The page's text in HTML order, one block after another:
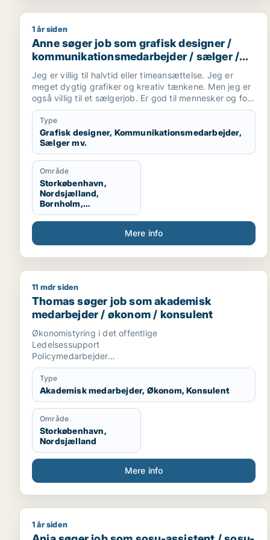
Anne søger job som grafisk designer /
1 år siden
Anne søger job som grafisk designer /
kommunikationsmedarbejder / sælger /
kreativ medarbejder / børnepasser
Jeg er villig til halvtid eller timeansættelse. Jeg er
meget dygtig grafiker og kreativ tænkene. Men jeg er
også villig til et sælgerjob. Er god til mennesker og folk
kan lide mig. Jeg har tre børn og elsker dem. Så
tænker også evt. et job i en kreativ børnehave,
efterskole undervisning eller andet formidling vil jeg
være god til.
Type
Grafisk designer, Kommunikationsmedarbejder,
Sælger mv.
Område
Storkøbenhavn,
Nordsjælland,
Bornholm,
København, Midt-og
Vestsjælland
Mere info
Thomas søger job som akademisk medarbejder /
11 mdr siden
Thomas søger job som akademisk
medarbejder / økonom / konsulent
Økonomistyring i det offentlige
Ledelsessupport
Policymedarbejder
AC-Generalist
Akademiker
Type
Akademisk medarbejder, Økonom, Konsulent
Område
Storkøbenhavn,
Nordsjælland
Mere info
Anja søger job som sosu-assistent / sosu-hjælper
1 år siden